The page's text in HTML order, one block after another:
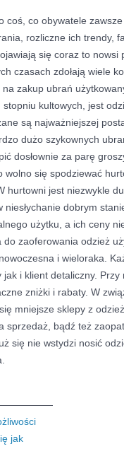
coś, co obywatele
rozliczne ich trendy,
się coraz to nowsi
czasach zdołają wiele
zakup ubrań
stopniu kultowych, jest
są najważniejszej
dużo szykownych
dosłownie za parę
wolno się spodziewać
hurtowni jest niezwykle
niesłychanie dobrym
użytku, a ich ceny
do zaoferowania odzież
i wieloraka.
jak i klient detaliczny.
zniżki i rabaty. W
mniejsze sklepy z
sprzedaż, bądź też
się nie wstydzi nosić
jak